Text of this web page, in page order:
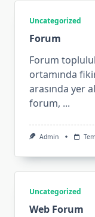
Uncategorized
Forum
Forum
ortamında
arasında yer
forum, ...
Admin
Uncategorized
Web Forum